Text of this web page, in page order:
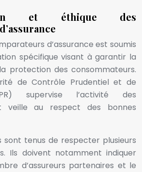
et éthique des
d’assurance est soumis
spécifique visant à garantir la
protection des consommateurs.
de Contrôle Prudentiel et de
supervise l’activité des
veille au respect des bonnes
sont tenus de respecter plusieurs
Ils doivent notamment indiquer
d’assureurs partenaires et le